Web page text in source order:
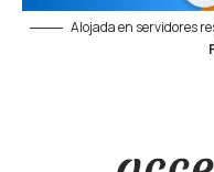
Alojada en servidores